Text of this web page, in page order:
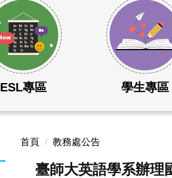
ESL專區 學生專區
首頁 教務處公告
臺師大英語學系辦理